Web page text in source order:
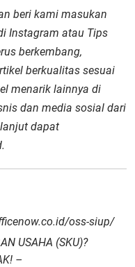
beri kami masukan
Instagram atau Tips
berkembang,
berkualitas sesuai
menarik lainnya di
dan media sosial dari
dapat
oss-siup/
USAHA (SKU)?
–